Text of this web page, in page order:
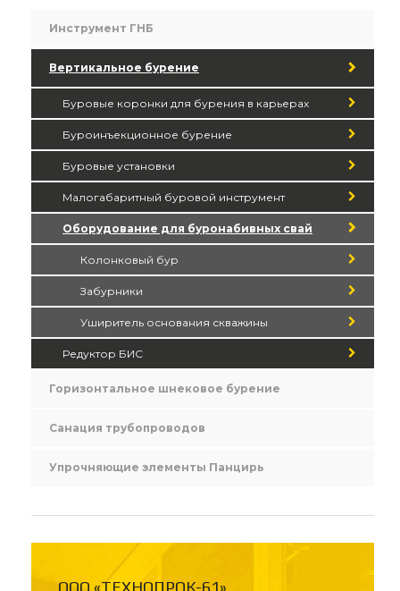
Инструмент ГНБ
Вертикальное бурение
Буровые коронки для бурения в карьерах
Буроинъекционное бурение
Буровые установки
Малогабаритный буровой инструмент
Оборудование для буронабивных свай
Колонковый бур
Забурники
Уширитель основания скважины
Редуктор БИС
Горизонтальное шнековое бурение
Санация трубопроводов
Упрочняющие элементы Панцирь
ООО «ТЕХНОПРОК-61»